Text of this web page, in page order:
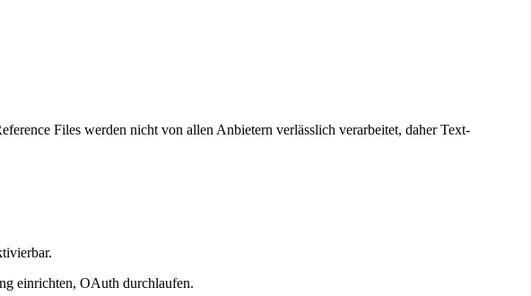
Files werden nicht von allen Anbietern verlässlich verarbeitet, daher Text-
einrichten, OAuth durchlaufen.